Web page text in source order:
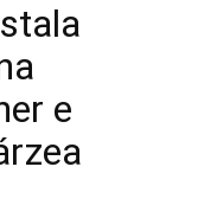
e